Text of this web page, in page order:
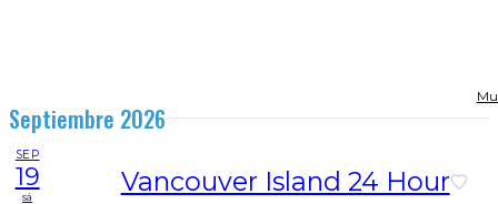
Septiembre 2026
SEP
19
sá Vancouver Island 24 Hour